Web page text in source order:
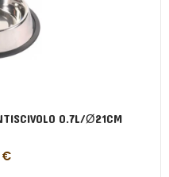
0.7L/Ø21CM
€